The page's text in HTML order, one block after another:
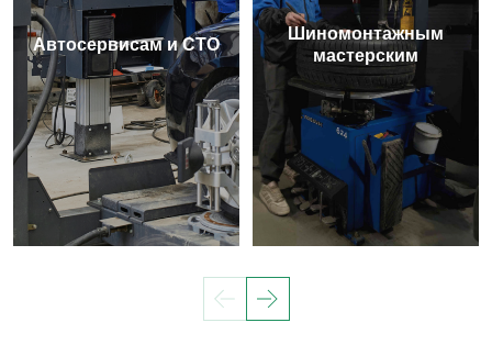
Автосервисам и СТО
Шиномонтажным
мастерским